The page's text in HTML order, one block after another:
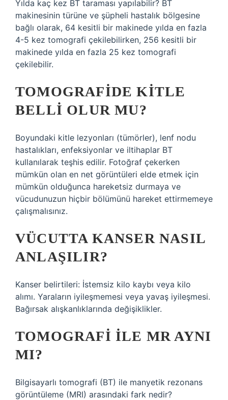
Yılda kaç kez BT taraması yapılabilir? BT
makinesinin türüne ve şüpheli hastalık bölgesine
bağlı olarak, 64 kesitli bir makinede yılda en fazla
4-5 kez tomografi çekilebilirken, 256 kesitli bir
makinede yılda en fazla 25 kez tomografi
çekilebilir.
TOMOGRAFIDE KITLE
BELLI OLUR MU?
Boyundaki kitle lezyonları (tümörler), lenf nodu
hastalıkları, enfeksiyonlar ve iltihaplar BT
kullanılarak teşhis edilir. Fotoğraf çekerken
mümkün olan en net görüntüleri elde etmek için
mümkün olduğunca hareketsiz durmaya ve
vücudunuzun hiçbir bölümünü hareket ettirmemeye
çalışmalısınız.
VÜCUTTA KANSER NASIL
ANLAŞILIR?
Kanser belirtileri: İstemsiz kilo kaybı veya kilo
alımı. Yaraların iyileşmemesi veya yavaş iyileşmesi.
Bağırsak alışkanlıklarında değişiklikler.
TOMOGRAFI ILE MR AYNI
MI?
Bilgisayarlı tomografi (BT) ile manyetik rezonans
görüntüleme (MRI) arasındaki fark nedir?